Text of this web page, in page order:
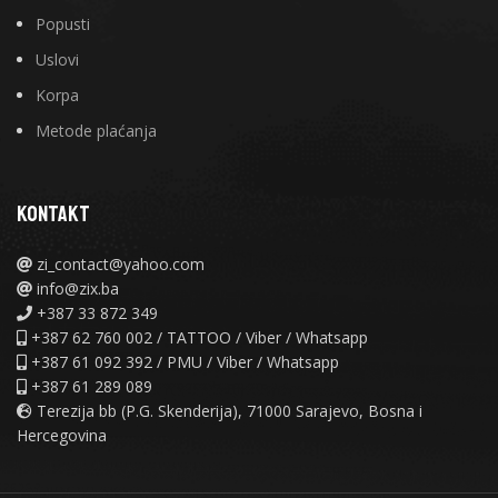
Popusti
Uslovi
Korpa
Metode plaćanja
KONTAKT
zi_contact@yahoo.com
info@zix.ba
+387 33 872 349
+387 62 760 002 / TATTOO / Viber / Whatsapp
+387 61 092 392 / PMU / Viber / Whatsapp
+387 61 289 089
Terezija bb (P.G. Skenderija), 71000 Sarajevo, Bosna i
Hercegovina